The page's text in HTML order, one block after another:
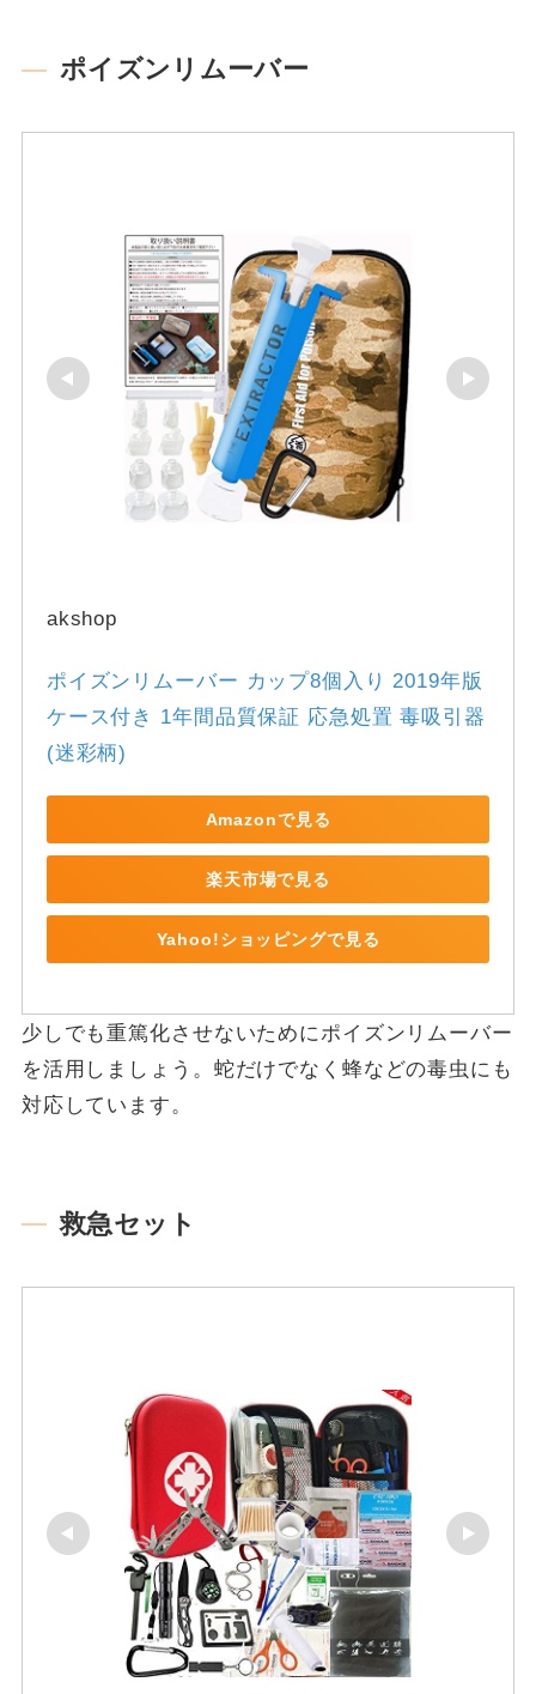
ポイズンリムーバー
akshop
ポイズンリムーバー カップ8個入り 2019年版
ケース付き 1年間品質保証 応急処置 毒吸引器
(迷彩柄)
Amazonで見る
楽天市場で見る
Yahoo!ショッピングで見る
少しでも重篤化させないためにポイズンリムーバー
を活用しましょう。蛇だけでなく蜂などの毒虫にも
対応しています。
救急セット